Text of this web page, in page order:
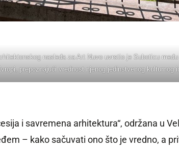
nasleđa za Art Nuvo uvrstio je Suboticu
prepoznajući vrednost njenog jedinstvenog kulturnog
i savremena arhitektura“, održana u
– kako sačuvati ono što je vredno, a